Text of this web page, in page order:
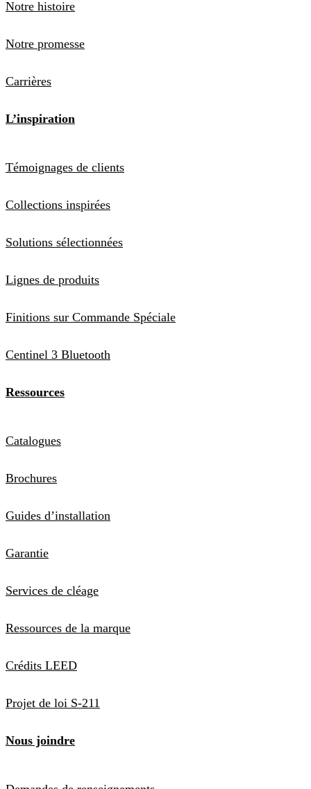
Notre histoire
Notre promesse
Carrières
L’inspiration
Témoignages de clients
Collections inspirées
Solutions sélectionnées
Lignes de produits
Finitions sur Commande Spéciale
Centinel 3 Bluetooth
Ressources
Catalogues
Brochures
Guides d’installation
Garantie
Services de cléage
Ressources de la marque
Crédits LEED
Projet de loi S-211
Nous joindre